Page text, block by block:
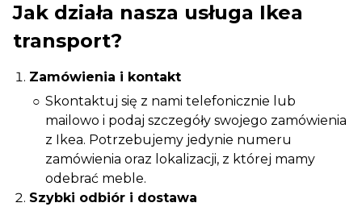
Jak działa nasza usługa Ikea
transport?
Zamówienia i kontakt
Skontaktuj się z nami telefonicznie lub
mailowo i podaj szczegóły swojego zamówienia
z Ikea. Potrzebujemy jedynie numeru
zamówienia oraz lokalizacji, z której mamy
odebrać meble.
Szybki odbiór i dostawa